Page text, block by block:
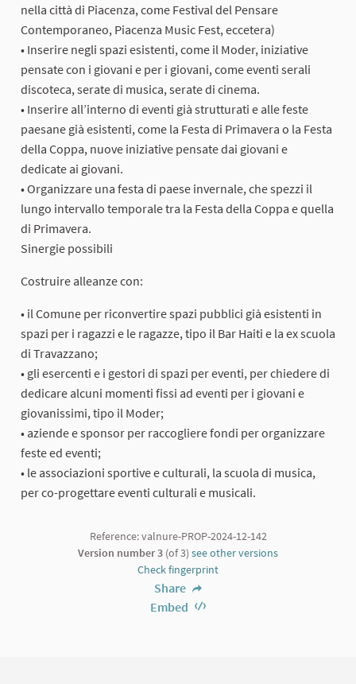
nella città di Piacenza, come Festival del Pensare
Contemporaneo, Piacenza Music Fest, eccetera)
• Inserire negli spazi esistenti, come il Moder, iniziative
pensate con i giovani e per i giovani, come eventi serali
discoteca, serate di musica, serate di cinema.
• Inserire all’interno di eventi già strutturati e alle feste
paesane già esistenti, come la Festa di Primavera o la Festa
della Coppa, nuove iniziative pensate dai giovani e
dedicate ai giovani.
• Organizzare una festa di paese invernale, che spezzi il
lungo intervallo temporale tra la Festa della Coppa e quella
di Primavera.
Sinergie possibili
Costruire alleanze con:
• il Comune per riconvertire spazi pubblici già esistenti in
spazi per i ragazzi e le ragazze, tipo il Bar Haiti e la ex scuola
di Travazzano;
• gli esercenti e i gestori di spazi per eventi, per chiedere di
dedicare alcuni momenti fissi ad eventi per i giovani e
giovanissimi, tipo il Moder;
• aziende e sponsor per raccogliere fondi per organizzare
feste ed eventi;
• le associazioni sportive e culturali, la scuola di musica,
per co-progettare eventi culturali e musicali.
Reference: valnure-PROP-2024-12-142
Version number 3 (of 3) see other versions
Check fingerprint
Share
Embed